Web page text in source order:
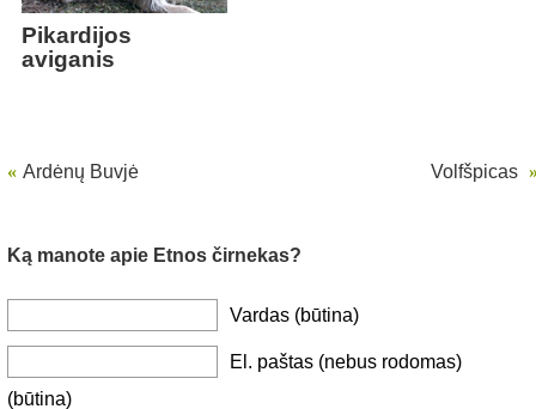
Pikardijos
aviganis
« Ardėnų Buvjė Volfšpicas
Ką manote apie Etnos čirnekas?
Vardas (būtina)
El. paštas (nebus rodomas)
(būtina)